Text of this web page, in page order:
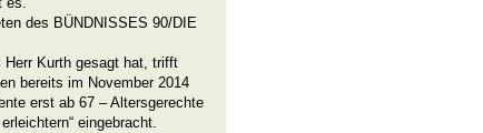
des BÜNDNISSES 90/DIE
Herr Kurth gesagt hat, trifft
bereits im November 2014
erst ab 67 – Altersgerechte
eingebracht.